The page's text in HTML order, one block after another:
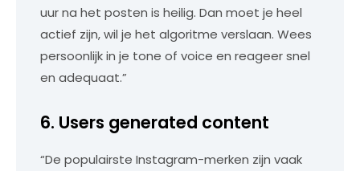
uur na het posten is heilig. Dan moet je heel
actief zijn, wil je het algoritme verslaan. Wees
persoonlijk in je tone of voice en reageer snel
en adequaat.”
6. Users generated content
“De populairste Instagram-merken zijn vaak